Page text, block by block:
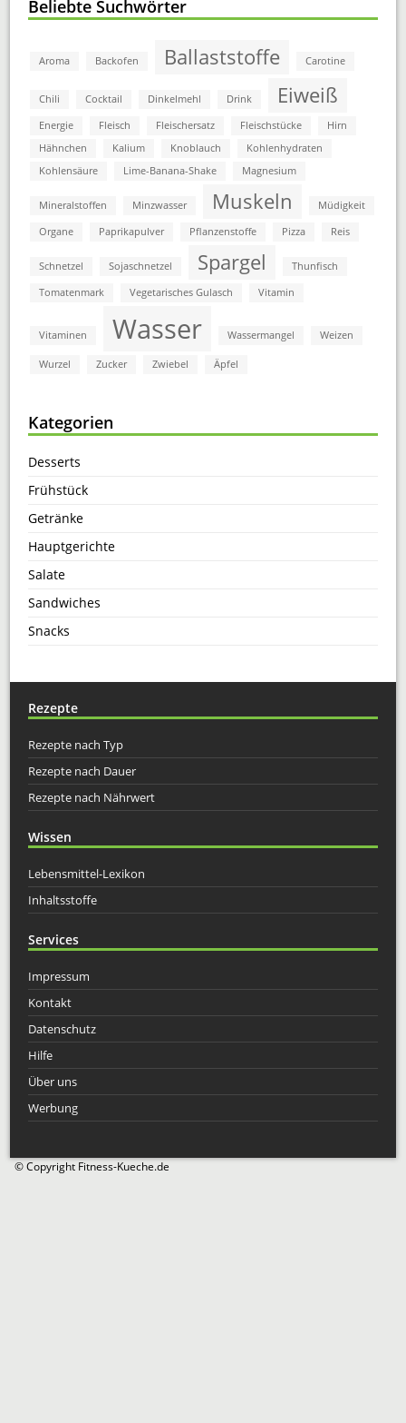
Beliebte Suchwörter
Aroma Backofen Ballaststoffe Carotine
Chili Cocktail Dinkelmehl Drink Eiweiß
Energie Fleisch Fleischersatz Fleischstücke
Hirn
Hähnchen
Kalium Knoblauch
Kohlenhydraten
Kohlensäure
Lime-Banana-Shake Magnesium
Mineralstoffen Minzwasser Muskeln Müdigkeit
Organe Paprikapulver Pflanzenstoffe Pizza Reis
Schnetzel Sojaschnetzel Spargel Thunfisch
Tomatenmark Vegetarisches Gulasch Vitamin
Vitaminen Wasser Wassermangel Weizen
Wurzel Zucker Zwiebel Äpfel
Kategorien
Desserts
Frühstück
Getränke
Hauptgerichte
Salate
Sandwiches
Snacks
Rezepte
Rezepte nach Typ
Rezepte nach Dauer
Rezepte nach Nährwert
Wissen
Lebensmittel-Lexikon
Inhaltsstoffe
Services
Impressum
Kontakt
Datenschutz
Hilfe
Über uns
Werbung
© Copyright Fitness-Kueche.de